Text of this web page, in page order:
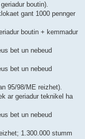
boutin).
gant 1000 pennger
boutin + kemmadur
bet un nebeud
bet un nebeud
95/98/ME reizhet).
ar geriadur teknikel ha
bet un nebeud
1.300.000 stumm